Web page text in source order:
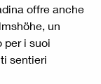
offre anche
un
per i suoi
sentieri